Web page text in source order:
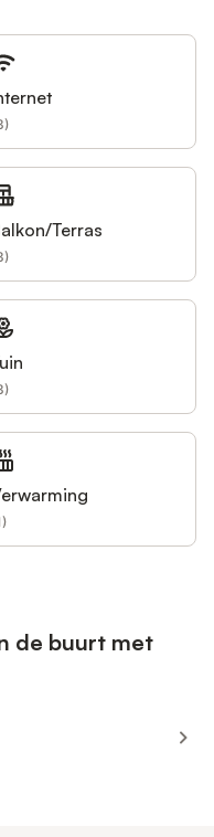
)
Terras
)
)
)
de buurt met